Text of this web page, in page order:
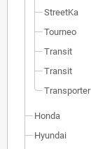
StreetKa
Tourneo
Transit
Transit
Transporter
Honda
Hyundai